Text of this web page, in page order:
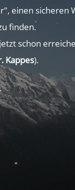
einen sicheren
finden.
schon
Kappes).